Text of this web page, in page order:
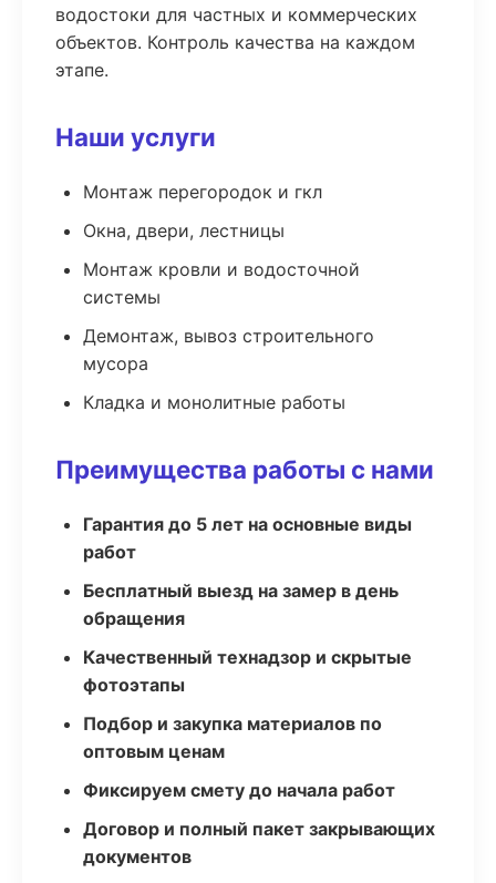
водостоки для частных и коммерческих
объектов. Контроль качества на каждом
этапе.
Наши услуги
Монтаж перегородок и гкл
Окна, двери, лестницы
Монтаж кровли и водосточной
системы
Демонтаж, вывоз строительного
мусора
Кладка и монолитные работы
Преимущества работы с нами
Гарантия до 5 лет на основные виды
работ
Бесплатный выезд на замер в день
обращения
Качественный технадзор и скрытые
фотоэтапы
Подбор и закупка материалов по
оптовым ценам
Фиксируем смету до начала работ
Договор и полный пакет закрывающих
документов